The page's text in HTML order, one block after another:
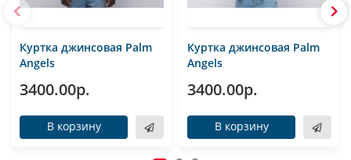
Куртка джинсовая Palm
Angels
3400.00р.
В корзину
Куртка джинсовая Palm
Angels
3400.00р.
В корзину